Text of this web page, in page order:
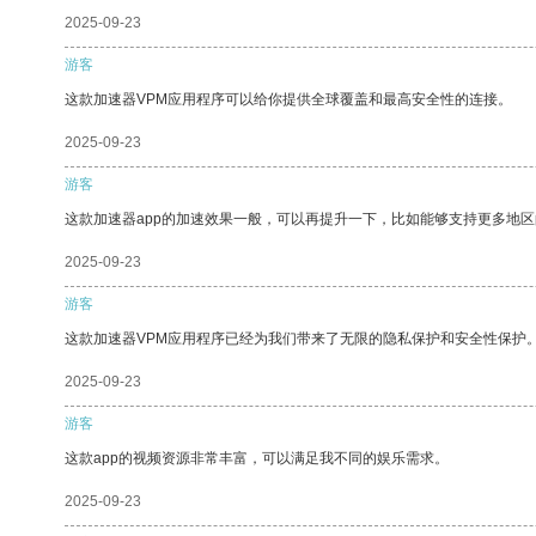
2025-09-23
游客
这款加速器VPM应用程序可以给你提供全球覆盖和最高安全性的连接。
2025-09-23
游客
这款加速器app的加速效果一般，可以再提升一下，比如能够支持更多地区
2025-09-23
游客
这款加速器VPM应用程序已经为我们带来了无限的隐私保护和安全性保护。
2025-09-23
游客
这款app的视频资源非常丰富，可以满足我不同的娱乐需求。
2025-09-23